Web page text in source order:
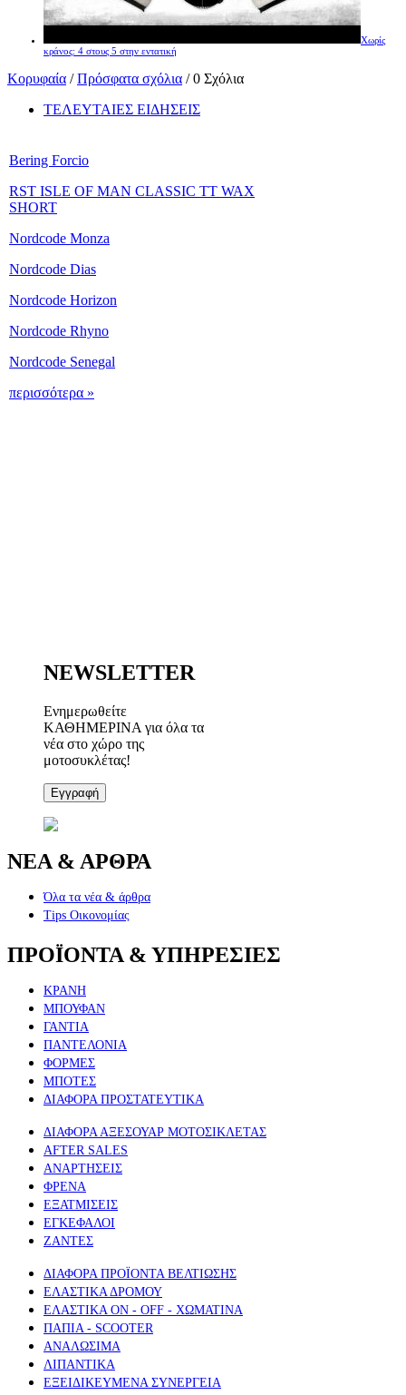
Χωρίς
κράνος: 4 στους 5 στην εντατική
Κορυφαία /Πρόσφατα σχόλια / 0 Σχόλια
ΤΕΛΕΥΤΑΙΕΣ ΕΙΔΗΣΕΙΣ
Bering Forcio
RST ISLE OF MAN CLASSIC TT WAX
SHORT
Nordcode Monza
Nordcode Dias
Nordcode Horizon
Nordcode Rhyno
Nordcode Senegal
περισσότερα »
NEWSLETTER
Ενημερωθείτε
ΚΑΘΗΜΕΡΙΝΑ για όλα τα
νέα στο χώρο της
μοτοσυκλέτας!
Εγγραφή
ΝΕΑ & ΑΡΘΡΑ
Όλα τα νέα & άρθρα
Tips Οικονομίας
ΠΡΟΪΟΝΤΑ & ΥΠΗΡΕΣΙΕΣ
ΚΡΑΝΗ
ΜΠΟΥΦΑΝ
ΓΑΝΤΙΑ
ΠΑΝΤΕΛΟΝΙΑ
ΦΟΡΜΕΣ
ΜΠΟΤΕΣ
ΔΙΑΦΟΡΑ ΠΡΟΣΤΑΤΕΥΤΙΚΑ
ΔΙΑΦΟΡΑ ΑΞΕΣΟΥΑΡ ΜΟΤΟΣΙΚΛΕΤΑΣ
AFTER SALES
ΑΝΑΡΤΗΣΕΙΣ
ΦΡΕΝΑ
ΕΞΑΤΜΙΣΕΙΣ
ΕΓΚΕΦΑΛΟΙ
ΖΑΝΤΕΣ
ΔΙΑΦΟΡΑ ΠΡΟΪΟΝΤΑ ΒΕΛΤΙΩΣΗΣ
ΕΛΑΣΤΙΚΑ ΔΡΟΜΟΥ
ΕΛΑΣΤΙΚΑ ON - OFF - ΧΩΜΑΤΙΝΑ
ΠΑΠΙΑ - SCOOTER
ΑΝΑΛΩΣΙΜΑ
ΛΙΠΑΝΤΙΚΑ
ΕΞΕΙΔΙΚΕΥΜΕΝΑ ΣΥΝΕΡΓΕΙΑ